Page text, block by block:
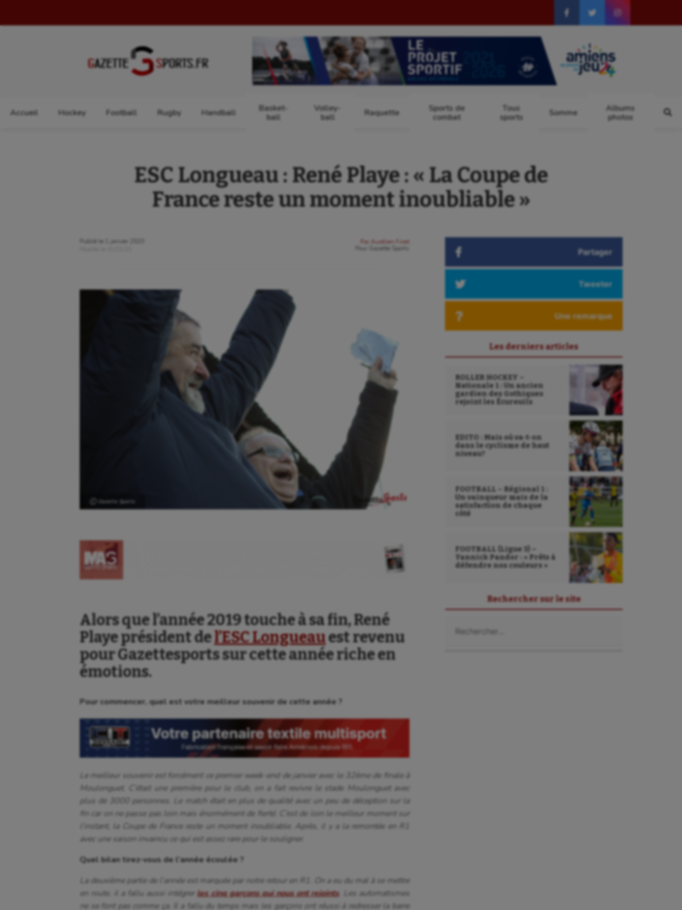
Accueil Hockey Football Rugby Handball
Basket-
ball
Volley-
ball
Raquette
Sports de
combat
Tous
sports
Somme
Albums
photos
ESC Longueau : René Playe : « La Coupe de
France reste un moment inoubliable »
Publié le
1 janvier 2020
Par
Aurélien Finet
Gazette Sports
Ⓒ Gazette Sports
Alors que l’année 2019 touche à sa fin, René
Playe président de l’ESC Longueauest revenu
pour Gazettesports sur cette année riche en
émotions.
Pour commencer, quel est votre meilleur souvenir de cette année ?
Le meilleur souvenir est forcément ce premier week-end de janvier avec le 32ème de finale à
Moulonguet. C’était une première pour le club, on a fait revivre le stade Moulonguet avec
plus de 3000 personnes. Le match était en plus de qualité avec un peu de déception sur la
fin car on ne passe pas loin mais énormément de fierté. C’est de loin le meilleur moment sur
l’instant, la Coupe de France reste un moment inoubliable. Après, il y a la remontée en R1
avec une saison invaincu ce qui est assez rare pour le souligner.
Quel bilan tirez-vous de l’année écoulée ?
La deuxième partie de l’année est marquée par notre retour en R1. On a eu du mal à se mettre
en route, il a fallu aussi intégrerles cinq garçons qui nous ont rejoints. Les automatismes
ne se font pas comme ça. Il a fallu du temps mais les garçons ont réussi à redresser la barre
Partager
Tweeter
Une remarque
Les derniers articles
ROLLER HOCKEY –
Nationale 1 : Un ancien
gardien des Gothiques
rejoint les Écureuils
EDITO : Mais où va-t-on
dans le cyclisme de haut
niveau?
FOOTBALL – Régional 1 :
Un vainqueur mais de la
satisfaction de chaque
côté
FOOTBALL (Ligue 3) –
Yannick Pandor : « Prêts à
défendre nos couleurs »
Rechercher sur le site